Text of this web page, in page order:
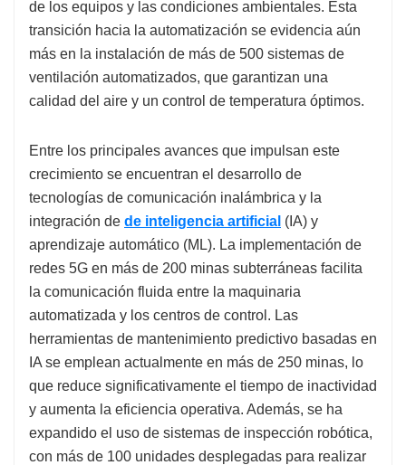
de los equipos y las condiciones ambientales. Esta
transición hacia la automatización se evidencia aún
más en la instalación de más de 500 sistemas de
ventilación automatizados, que garantizan una
calidad del aire y un control de temperatura óptimos.
Entre los principales avances que impulsan este
crecimiento se encuentran el desarrollo de
tecnologías de comunicación inalámbrica y la
integración de de inteligencia artificial (IA) y
aprendizaje automático (ML). La implementación de
redes 5G en más de 200 minas subterráneas facilita
la comunicación fluida entre la maquinaria
automatizada y los centros de control. Las
herramientas de mantenimiento predictivo basadas en
IA se emplean actualmente en más de 250 minas, lo
que reduce significativamente el tiempo de inactividad
y aumenta la eficiencia operativa. Además, se ha
expandido el uso de sistemas de inspección robótica,
con más de 100 unidades desplegadas para realizar